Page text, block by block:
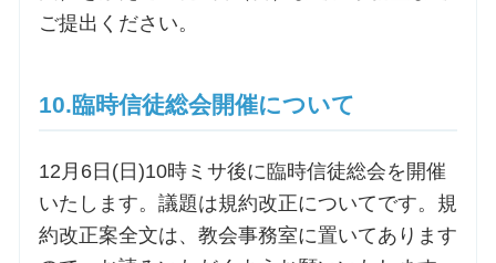
ご提出ください。
10.臨時信徒総会開催について
12月6日(日)10時ミサ後に臨時信徒総会を開催
いたします。議題は規約改正についてです。規
約改正案全文は、教会事務室に置いてあります